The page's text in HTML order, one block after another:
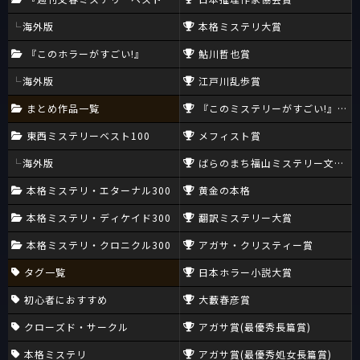
海外版
『このホラーがすごい!』
海外版
まとめ作品一覧
東西ミステリーベスト100
海外版
本格ミステリ・エターナル300
本格ミステリ・ディケイド300
本格ミステリ・クロニクル300
タグ一覧
初心者におすすめ
クローズド・サークル
本格ミステリ
本格ミステリ大賞
鮎川哲也賞
江戸川乱歩賞
『このミステリーがすごい!』大賞
メフィスト賞
ばらのまち福山ミステリー文学新
黄金の本格
翻訳ミステリー大賞
アガサ・クリスティー賞
日本ホラー小説大賞
大藪春彦賞
アガサ賞(最優秀長篇賞)
アガサ賞(最優秀処女長篇賞)